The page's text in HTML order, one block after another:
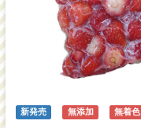
新発売 無添加 無着色